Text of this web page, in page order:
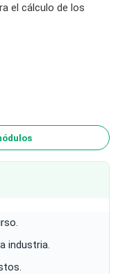
el cálculo de los
industria.